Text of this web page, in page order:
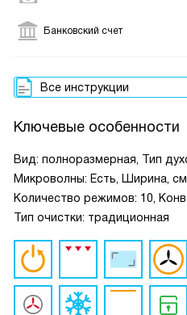
Банковский счет
Все инструкции
Ключевые особенности
Вид: полноразмерная, Тип
Микроволны: Есть, Ширина,
Количество режимов: 10,
Тип очистки: традиционная